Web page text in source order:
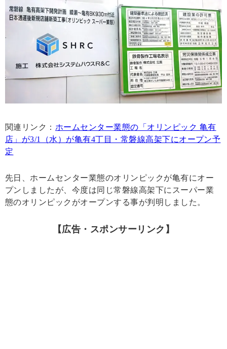
関連リンク： ホームセンター業態の「オリンピック 亀有
店」が3/1（水）が亀有4丁目・常磐線高架下にオープン予
定
先日、ホームセンター業態のオリンピックが亀有にオー
プンしましたが、今度は同じ常磐線高架下にスーパー業
態のオリンピックがオープンする事が判明しました。
【広告・スポンサーリンク】